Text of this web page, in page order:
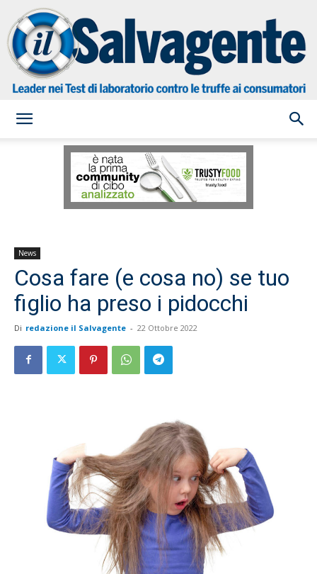
Salvagente
News
Cosa fare (e cosa no) se tuo
figlio ha preso i pidocchi
Di redazione il Salvagente - 22 Ottobre 2022